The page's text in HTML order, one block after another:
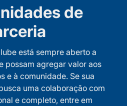
de
está sempre aberto a
possam agregar valor aos
e à comunidade. Se sua
uma colaboração com
e completo, entre em